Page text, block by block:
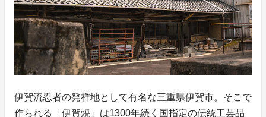
伊賀流忍者の発祥地として有名な三重県伊賀市。そこで
作られる「伊賀焼」は1300年続く国指定の伝統工芸品